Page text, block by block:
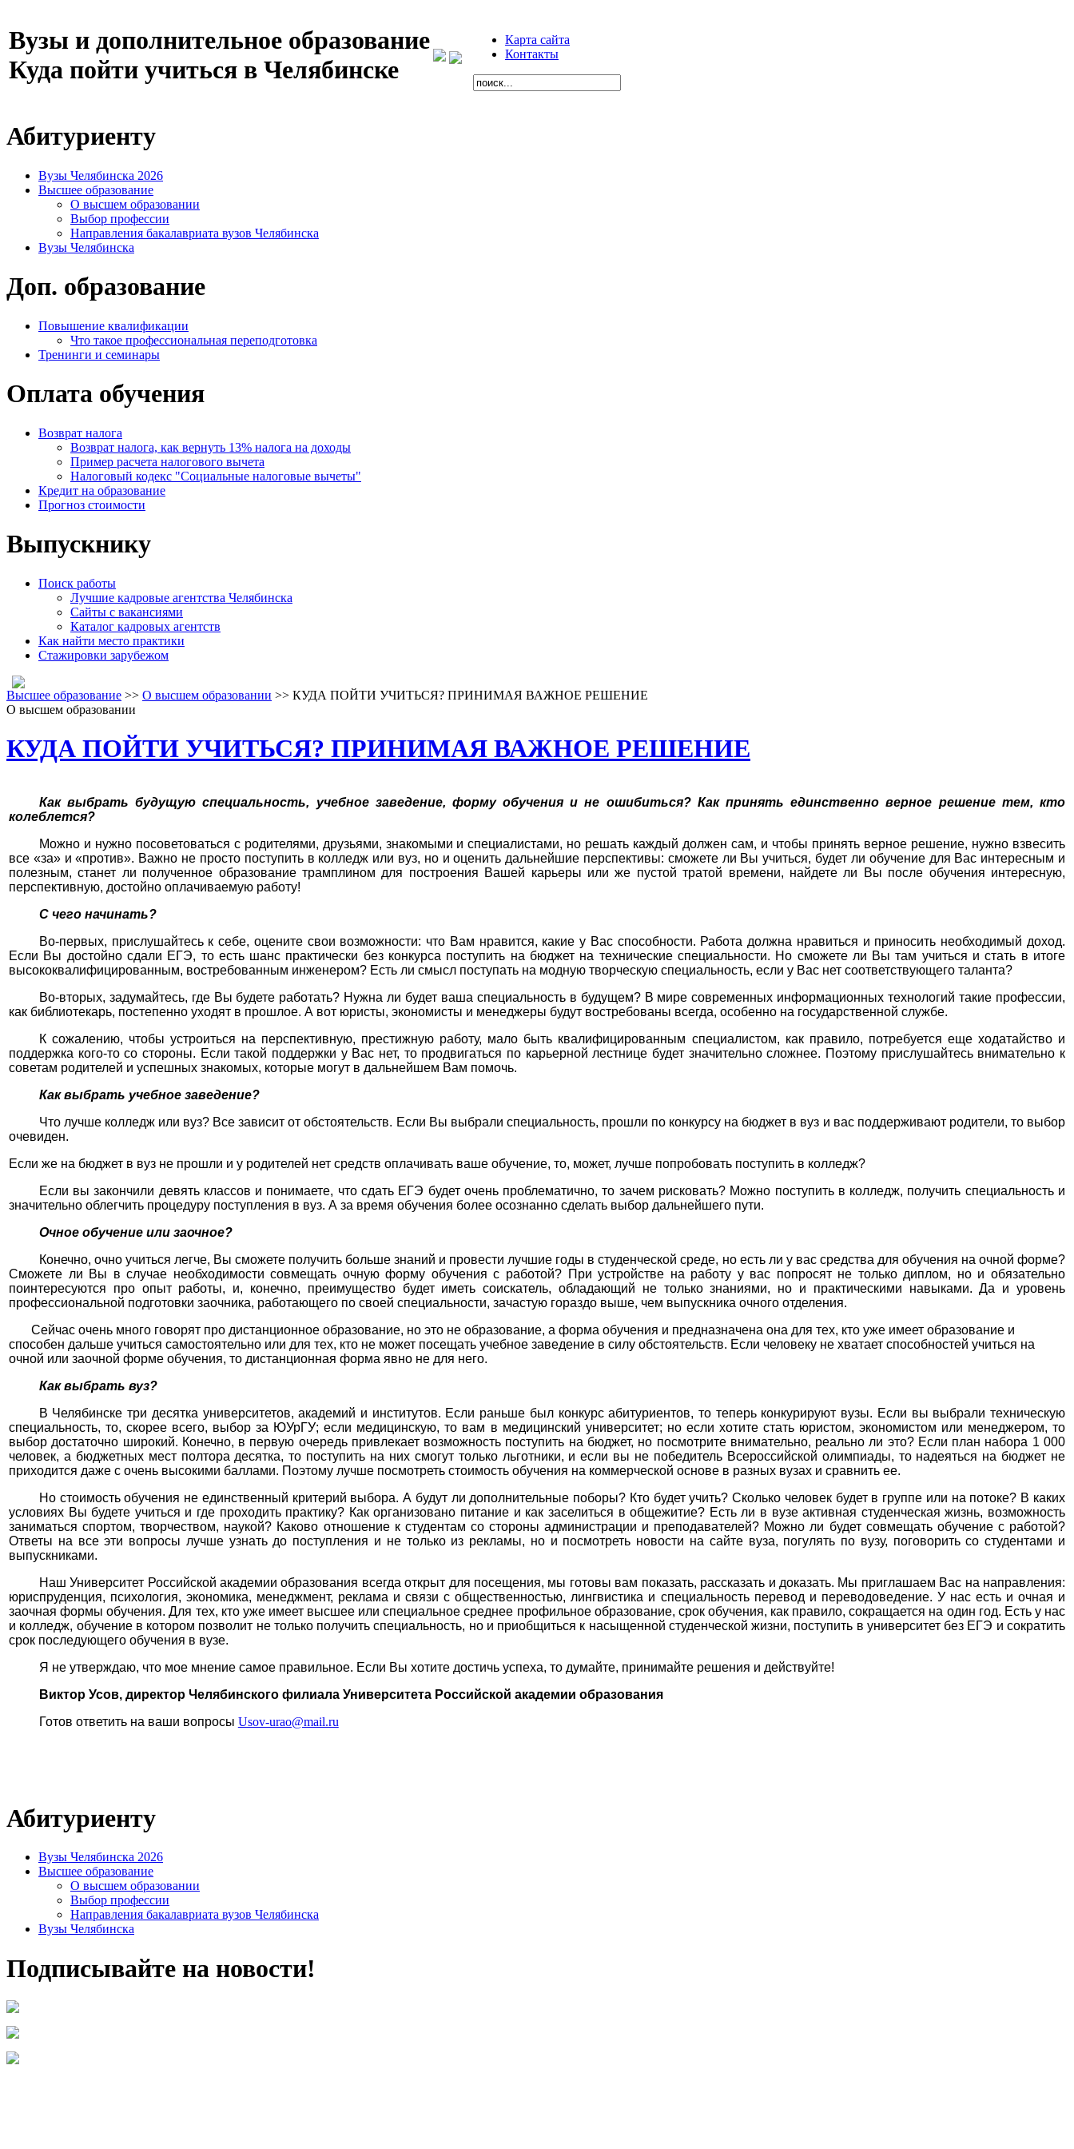
Вузы и дополнительное образование
Куда пойти учиться в Челябинске
Карта сайта
Контакты
Абитуриенту
Вузы Челябинска 2026
Высшее образование
О высшем образовании
Выбор профессии
Направления бакалавриата вузов Челябинска
Вузы Челябинска
Доп. образование
Повышение квалификации
Что такое профессиональная переподготовка
Тренинги и семинары
Оплата обучения
Возврат налога
Возврат налога, как вернуть 13% налога на доходы
Пример расчета налогового вычета
Налоговый кодекс "Социальные налоговые вычеты"
Кредит на образование
Прогноз стоимости
Выпускнику
Поиск работы
Лучшие кадровые агентства Челябинска
Сайты с вакансиями
Каталог кадровых агентств
Как найти место практики
Стажировки зарубежом
Высшее образование >> О высшем образовании >> КУДА ПОЙТИ УЧИТЬСЯ? ПРИНИМАЯ ВАЖНОЕ РЕШЕНИЕ
О высшем образовании
КУДА ПОЙТИ УЧИТЬСЯ? ПРИНИМАЯ ВАЖНОЕ РЕШЕНИЕ
Как выбрать будущую специальность, учебное заведение, форму обучения и не ошибиться? Как принять единственно верное решение тем, кто
колеблется?
Можно и нужно посоветоваться с родителями, друзьями, знакомыми и специалистами, но решать каждый должен сам, и чтобы принять верное решение, нужно взвесить
все «за» и «против». Важно не просто поступить в колледж или вуз, но и оценить дальнейшие перспективы: сможете ли Вы учиться, будет ли обучение для Вас интересным и
полезным, станет ли полученное образование трамплином для построения Вашей карьеры или же пустой тратой времени, найдете ли Вы после обучения интересную,
перспективную, достойно оплачиваемую работу!
С чего начинать?
Во-первых, прислушайтесь к себе, оцените свои возможности: что Вам нравится, какие у Вас способности. Работа должна нравиться и приносить необходимый доход.
Если Вы достойно сдали ЕГЭ, то есть шанс практически без конкурса поступить на бюджет на технические специальности. Но сможете ли Вы там учиться и стать в итоге
высококвалифицированным, востребованным инженером? Есть ли смысл поступать на модную творческую специальность, если у Вас нет соответствующего таланта?
Во-вторых, задумайтесь, где Вы будете работать? Нужна ли будет ваша специальность в будущем? В мире современных информационных технологий такие профессии,
как библиотекарь, постепенно уходят в прошлое. А вот юристы, экономисты и менеджеры будут востребованы всегда, особенно на государственной службе.
К сожалению, чтобы устроиться на перспективную, престижную работу, мало быть квалифицированным специалистом, как правило, потребуется еще ходатайство и
поддержка кого-то со стороны. Если такой поддержки у Вас нет, то продвигаться по карьерной лестнице будет значительно сложнее. Поэтому прислушайтесь внимательно к
советам родителей и успешных знакомых, которые могут в дальнейшем Вам помочь.
Как выбрать учебное заведение?
Что лучше колледж или вуз? Все зависит от обстоятельств. Если Вы выбрали специальность, прошли по конкурсу на бюджет в вуз и вас поддерживают родители, то выбор
очевиден.
Если же на бюджет в вуз не прошли и у родителей нет средств оплачивать ваше обучение, то, может, лучше попробовать поступить в колледж?
Если вы закончили девять классов и понимаете, что сдать ЕГЭ будет очень проблематично, то зачем рисковать? Можно поступить в колледж, получить специальность и
значительно облегчить процедуру поступления в вуз. А за время обучения более осознанно сделать выбор дальнейшего пути.
Очное обучение или заочное?
Конечно, очно учиться легче, Вы сможете получить больше знаний и провести лучшие годы в студенческой среде, но есть ли у вас средства для обучения на очной форме?
Сможете ли Вы в случае необходимости совмещать очную форму обучения с работой? При устройстве на работу у вас попросят не только диплом, но и обязательно
поинтересуются про опыт работы, и, конечно, преимущество будет иметь соискатель, обладающий не только знаниями, но и практическими навыками. Да и уровень
профессиональной подготовки заочника, работающего по своей специальности, зачастую гораздо выше, чем выпускника очного отделения.
Сейчас очень много говорят про дистанционное образование, но это не образование, а форма обучения и предназначена она для тех, кто уже имеет образование и
способен дальше учиться самостоятельно или для тех, кто не может посещать учебное заведение в силу обстоятельств. Если человеку не хватает способностей учиться на
очной или заочной форме обучения, то дистанционная форма явно не для него.
Как выбрать вуз?
В Челябинске три десятка университетов, академий и институтов. Если раньше был конкурс абитуриентов, то теперь конкурируют вузы. Если вы выбрали техническую
специальность, то, скорее всего, выбор за ЮУрГУ; если медицинскую, то вам в медицинский университет; но если хотите стать юристом, экономистом или менеджером, то
выбор достаточно широкий. Конечно, в первую очередь привлекает возможность поступить на бюджет, но посмотрите внимательно, реально ли это? Если план набора 1 000
человек, а бюджетных мест полтора десятка, то поступить на них смогут только льготники, и если вы не победитель Всероссийской олимпиады, то надеяться на бюджет не
приходится даже с очень высокими баллами. Поэтому лучше посмотреть стоимость обучения на коммерческой основе в разных вузах и сравнить ее.
Но стоимость обучения не единственный критерий выбора. А будут ли дополнительные поборы? Кто будет учить? Сколько человек будет в группе или на потоке? В каких
условиях Вы будете учиться и где проходить практику? Как организовано питание и как заселиться в общежитие? Есть ли в вузе активная студенческая жизнь, возможность
заниматься спортом, творчеством, наукой? Каково отношение к студентам со стороны администрации и преподавателей? Можно ли будет совмещать обучение с работой?
Ответы на все эти вопросы лучше узнать до поступления и не только из рекламы, но и посмотреть новости на сайте вуза, погулять по вузу, поговорить со студентами и
выпускниками.
Наш Университет Российской академии образования всегда открыт для посещения, мы готовы вам показать, рассказать и доказать. Мы приглашаем Вас на направления:
юриспруденция, психология, экономика, менеджмент, реклама и связи с общественностью, лингвистика и специальность перевод и переводоведение. У нас есть и очная и
заочная формы обучения. Для тех, кто уже имеет высшее или специальное среднее профильное образование, срок обучения, как правило, сокращается на один год. Есть у нас
и колледж, обучение в котором позволит не только получить специальность, но и приобщиться к насыщенной студенческой жизни, поступить в университет без ЕГЭ и сократить
срок последующего обучения в вузе.
Я не утверждаю, что мое мнение самое правильное. Если Вы хотите достичь успеха, то думайте, принимайте решения и действуйте!
Виктор Усов, директор Челябинского филиала Университета Российской академии образования
Готов ответить на ваши вопросы Usov-urao@mail.ru
Абитуриенту
Вузы Челябинска 2026
Высшее образование
О высшем образовании
Выбор профессии
Направления бакалавриата вузов Челябинска
Вузы Челябинска
Подписывайте на новости!